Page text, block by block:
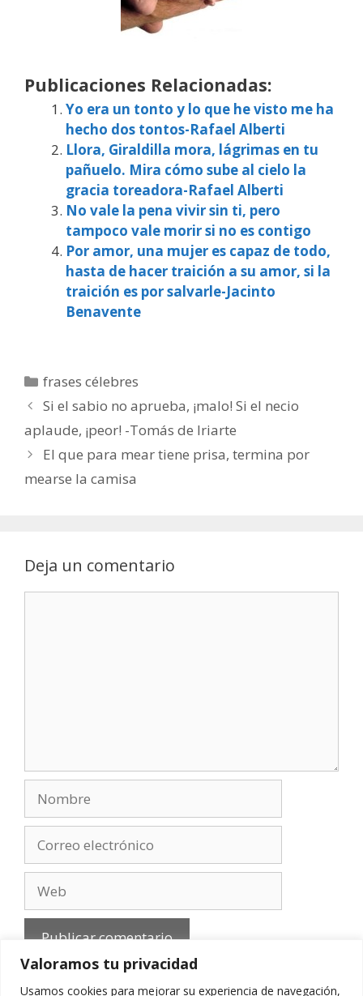
Valoramos tu privacidad
Usamos cookies para mejorar su experiencia de navegación,
Publicaciones Relacionadas:
Yo era un tonto y lo que he visto me ha
hecho dos tontos-Rafael Alberti
Llora, Giraldilla mora, lágrimas en tu
pañuelo. Mira cómo sube al cielo la
gracia toreadora-Rafael Alberti
No vale la pena vivir sin ti, pero
tampoco vale morir si no es contigo
Por amor, una mujer es capaz de todo,
hasta de hacer traición a su amor, si la
traición es por salvarle-Jacinto
Benavente
Categorías
frases célebres
Si el sabio no aprueba, ¡malo! Si el necio
aplaude, ¡peor! -Tomás de Iriarte
El que para mear tiene prisa, termina por
mearse la camisa
Deja un comentario
electrónico